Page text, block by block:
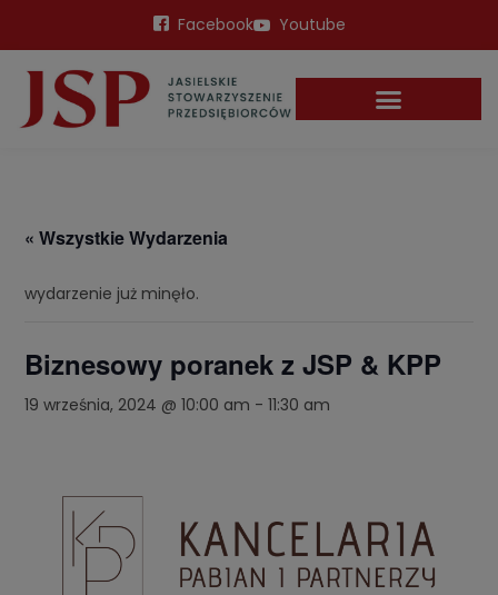
Facebook Youtube
« Wszystkie Wydarzenia
wydarzenie już minęło.
Biznesowy poranek z JSP & KPP
19 września, 2024 @ 10:00 am -11:30 am